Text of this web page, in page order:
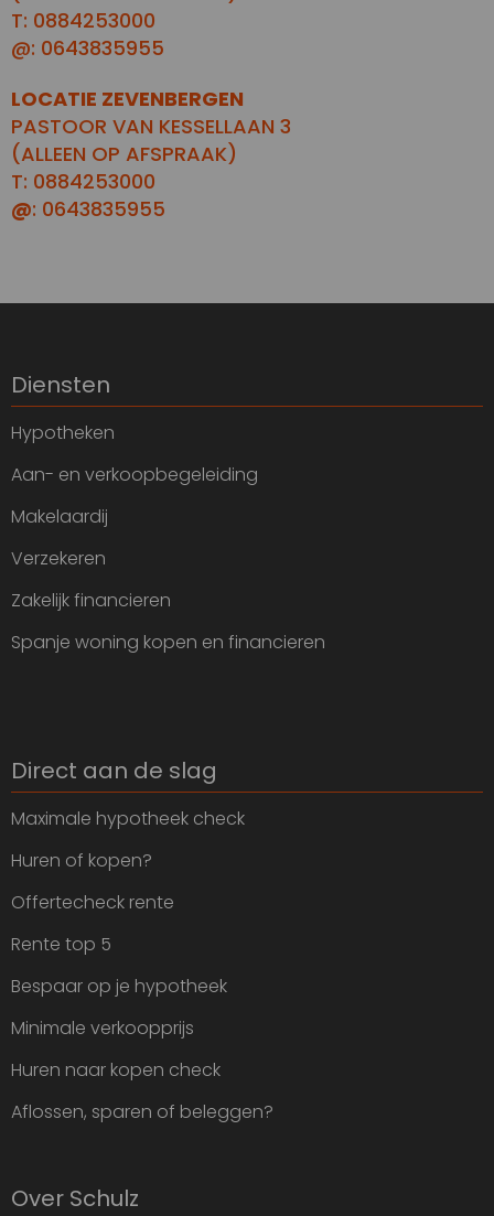
T: 0884253000
@: 0643835955
LOCATIE ZEVENBERGEN
PASTOOR VAN KESSELLAAN 3
(ALLEEN OP AFSPRAAK)
T: 0884253000
@: 0643835955
Diensten
Hypotheken
Aan- en verkoopbegeleiding
Makelaardij
Verzekeren
Zakelijk financieren
Spanje woning kopen en financieren
Direct aan de slag
Maximale hypotheek check
Huren of kopen?
Offertecheck rente
Rente top 5
Bespaar op je hypotheek
Minimale verkoopprijs
Huren naar kopen check
Aflossen, sparen of beleggen?
Over Schulz